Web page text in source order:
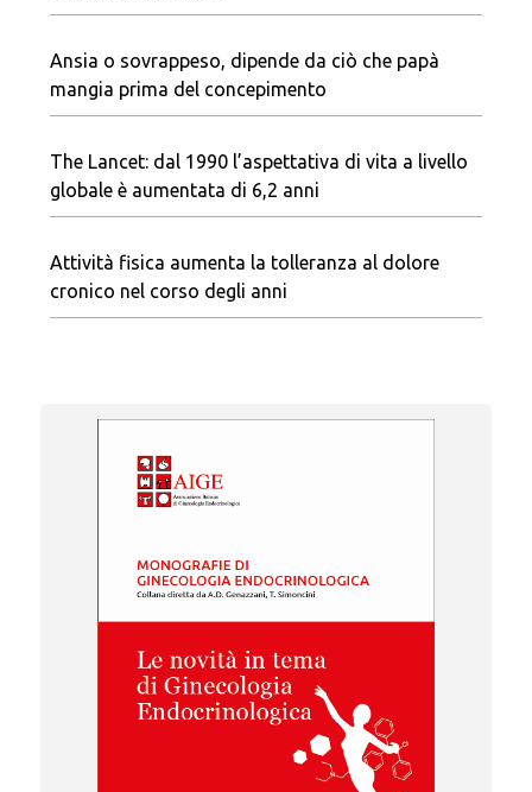
Ansia o sovrappeso, dipende da ciò che papà
mangia prima del concepimento
The Lancet: dal 1990 l’aspettativa di vita a livello
globale è aumentata di 6,2 anni
Attività fisica aumenta la tolleranza al dolore
cronico nel corso degli anni